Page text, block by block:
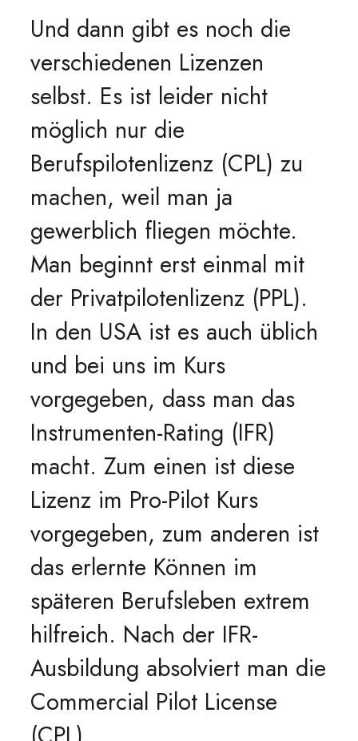
Und dann gibt es noch die
verschiedenen Lizenzen
selbst. Es ist leider nicht
möglich nur die
Berufspilotenlizenz (CPL) zu
machen, weil man ja
gewerblich fliegen möchte.
Man beginnt erst einmal mit
der Privatpilotenlizenz (PPL).
In den USA ist es auch üblich
und bei uns im Kurs
vorgegeben, dass man das
Instrumenten-Rating (IFR)
macht. Zum einen ist diese
Lizenz im Pro-Pilot Kurs
vorgegeben, zum anderen ist
das erlernte Können im
späteren Berufsleben extrem
hilfreich. Nach der IFR-
Ausbildung absolviert man die
Commercial Pilot License